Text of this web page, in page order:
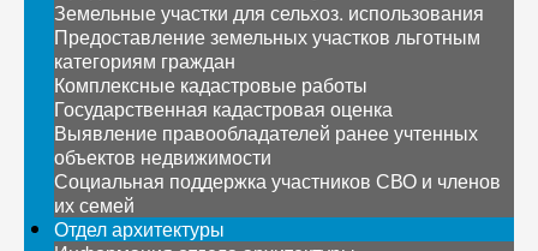
Земельные участки для сельхоз. использования
Предоставление земельных участков льготным
категориям граждан
Комплексные кадастровые работы
Государственная кадастровая оценка
Выявление правообладателей ранее учтенных
объектов недвижимости
Социальная поддержка участников СВО и членов
их семей
Отдел архитектуры